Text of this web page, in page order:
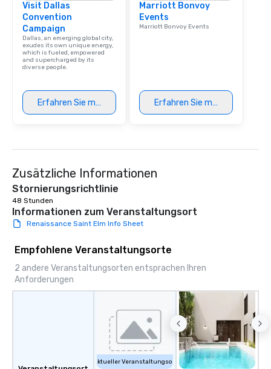
signature dishes at
person with tax and
at various stops. Build Your Network
Our exclusive
with different people
way to do so. Large Groups Welcome
groups, small or large.
experiences can
groups from as few
as 500 guests,
choice for any
Stress-Free Booking
Visit Dallas
Convention
Campaign
Dallas, an emerging global city,
exudes its own unique energy,
which is fueled, empowered
and supercharged by its
diverse people.
Erfahren Sie mehr
Marriott Bonvoy
Events
Marriott Bonvoy Events
Erfahren Sie mehr
Zusätzliche Informationen
Stornierungsrichtlinie
48 Stunden
Informationen zum Veranstaltungsort
Renaissance Saint Elm Info Sheet
Empfohlene Veranstaltungsorte
2 andere Veranstaltungsorten entsprachen Ihren
Anforderungen
Aktueller Veranstaltungsort